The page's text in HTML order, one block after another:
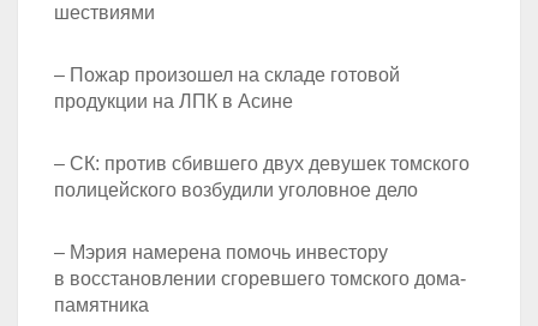
шествиями
– Пожар произошел на складе готовой
продукции на ЛПК в Асине
– СК: против сбившего двух девушек томского
полицейского возбудили уголовное дело
– Мэрия намерена помочь инвестору
в восстановлении сгоревшего томского дома-
памятника